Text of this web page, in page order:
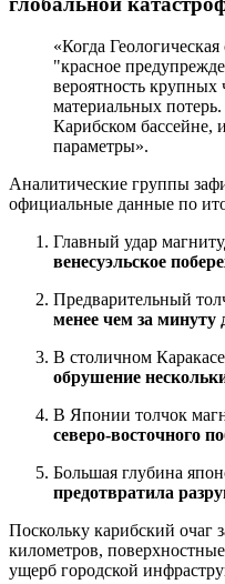
«Когда
"красное
вероятность крупных
материальных
Карибском бассейне,
параметры».
Аналитические группы
официальные данные по
Главный удар
венесуэльское
Предварительный
менее чем за минуту
В столичном
обрушение
В Японии толчок
северо-восточного
Большая глубина
предотвратила
Поскольку карибский очаг
километров,
ущерб городской